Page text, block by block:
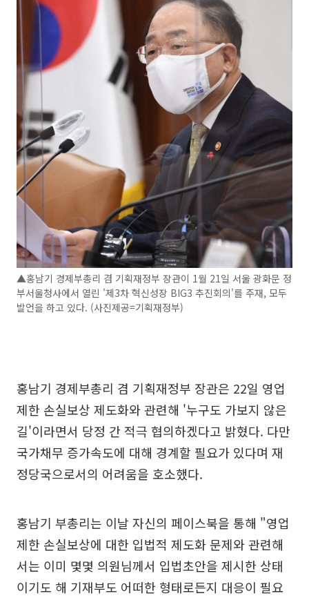
▲홍남기 경제부총리 겸 기획재정부 장관이 1월 21일 서울 광화문 정
부서울청사에서 열린 '제3차 혁신성장 BIG3 추진회의'를 주재, 모두
발언을 하고 있다. (사진제공=기획재정부)
홍남기 경제부총리 겸 기획재정부 장관은 22일 영업
제한 손실보상 제도화와 관련해 '누구도 가보지 않은
길'이라면서 당정 간 적극 협의하겠다고 밝혔다. 다만
국가채무 증가속도에 대해 경계할 필요가 있다며 재
정당국으로서의 어려움을 호소했다.
홍남기 부총리는 이날 자신의 페이스북을 통해 "영업
제한 손실보상에 대한 입법적 제도화 문제와 관련해
서는 이미 몇몇 의원님께서 입법초안을 제시한 상태
이기도 해 기재부도 어떠한 형태로든지 대응이 필요